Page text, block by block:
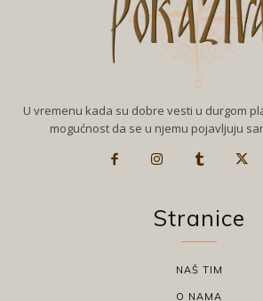
U vremenu kada su dobre vesti u durgom
mogućnost da se u njemu pojavljuju
Stranice
NAŠ TIM
O NAMA